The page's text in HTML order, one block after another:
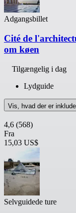
Adgangsbillet
Cité de
om køen
Tilgængelig i dag
Lydguide
Vis, hvad der er
4,6 (568)
Fra
15,03 US$
Selvguidede ture